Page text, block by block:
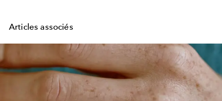
Articles associés